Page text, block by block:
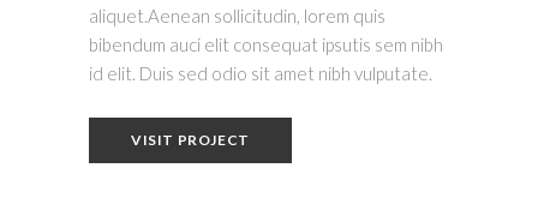
aliquet.Aenean sollicitudin, lorem quis
bibendum auci elit consequat ipsutis sem nibh
id elit. Duis sed odio sit amet nibh vulputate.
VISIT PROJECT